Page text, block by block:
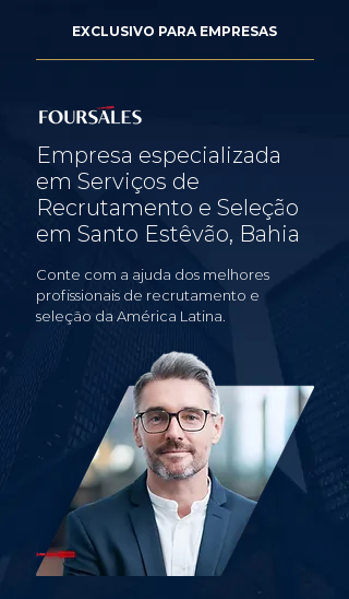
EXCLUSIVO PARA EMPRESAS
Empresa especializada
em Serviços de
Recrutamento e Seleção
em Santo Estêvão, Bahia
Conte com a ajuda dos melhores
profissionais de recrutamento e
seleção da América Latina.